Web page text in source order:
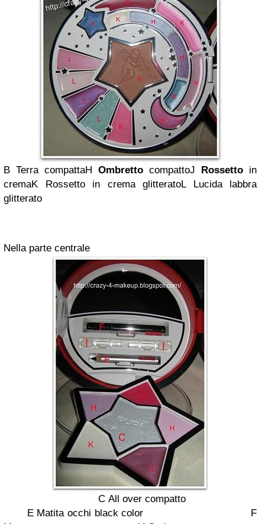
B Terra compattaH Ombretto compattoJ Rossetto in
cremaK Rossetto in crema glitteratoLLucida labbra
glitterato
Nella parte centrale
C All over compatto
E Matita occhi black color F